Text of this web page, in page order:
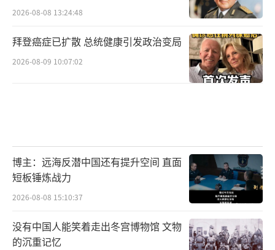
2026-08-08 13:24:48
拜登癌症已扩散 总统健康引发政治变局
2026-08-09 10:07:02
博主：远海反潜中国还有提升空间 直面
短板锤炼战力
2026-08-08 15:10:37
没有中国人能笑着走出冬宫博物馆 文物
的沉重记忆